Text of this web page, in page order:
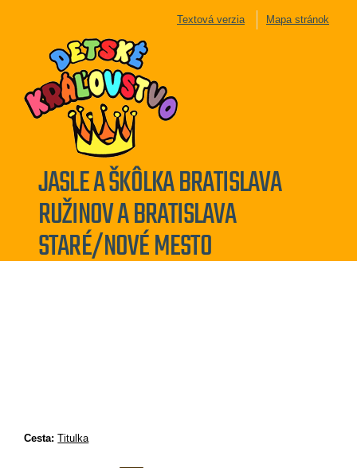
Textová verzia Mapa stránok
JASLE A ŠKÔLKA BRATISLAVA
RUŽINOV A BRATISLAVA
STARÉ/NOVÉ MESTO
Cesta:Titulka